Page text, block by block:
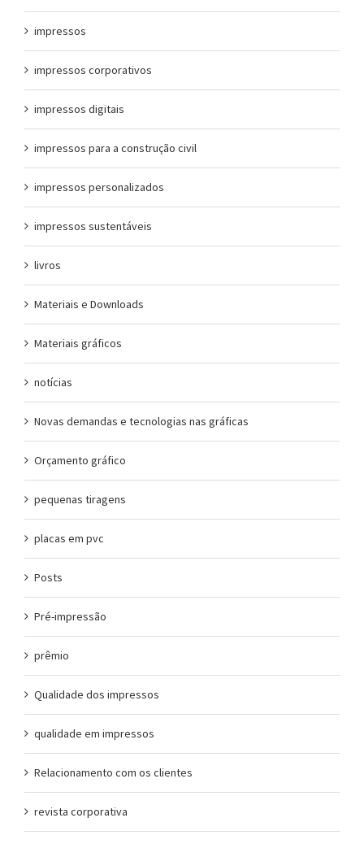
impressos
impressos corporativos
impressos digitais
impressos para a construção civil
impressos personalizados
impressos sustentáveis
livros
Materiais e Downloads
Materiais gráficos
notícias
Novas demandas e tecnologias nas gráficas
Orçamento gráfico
pequenas tiragens
placas em pvc
Posts
Pré-impressão
prêmio
Qualidade dos impressos
qualidade em impressos
Relacionamento com os clientes
revista corporativa